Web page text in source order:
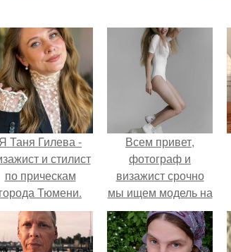
Я Таня Гилева -
и стилист
по прическам
города Тюмени.
Всем привет,
фотограф и
визажист срочно
мы ищем модель на
26 число, съемка
будет проходить
после 15.